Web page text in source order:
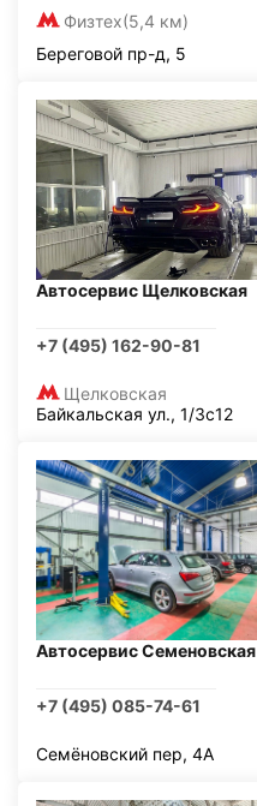
Физтех(5,4 км)
Береговой пр-д, 5
Автосервис Щелковская
+7 (495) 162-90-81
Щелковская
Байкальская ул., 1/3с12
Автосервис Семеновская
+7 (495) 085-74-61
Семёновский пер, 4А